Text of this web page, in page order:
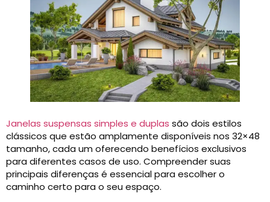
Janelas suspensas simples e duplas são dois estilos
clássicos que estão amplamente disponíveis nos 32×48
tamanho, cada um oferecendo benefícios exclusivos
para diferentes casos de uso. Compreender suas
principais diferenças é essencial para escolher o
caminho certo para o seu espaço.